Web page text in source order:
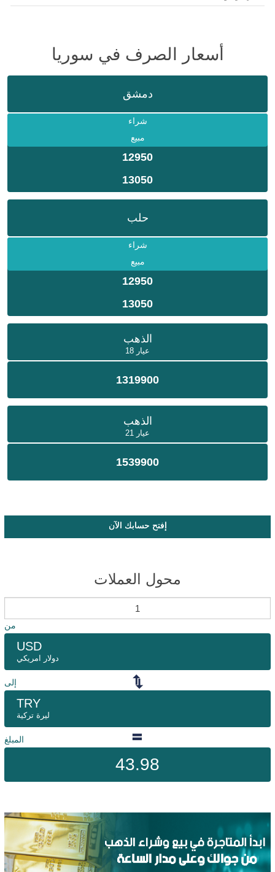
أسعار الصرف في سوريا
دمشق
شراء
مبيع
12950
13050
حلب
شراء
مبيع
12950
13050
الذهب
عيار 18
1319900
الذهب
عيار 21
1539900
إفتح حسابك الآن
محول العملات
من
USD
دولار امريكي
إلى
TRY
ليرة تركية
المبلغ
43.98